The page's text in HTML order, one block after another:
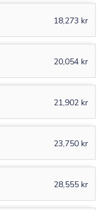
18,273 kr
20,054 kr
21,902 kr
23,750 kr
28,555 kr